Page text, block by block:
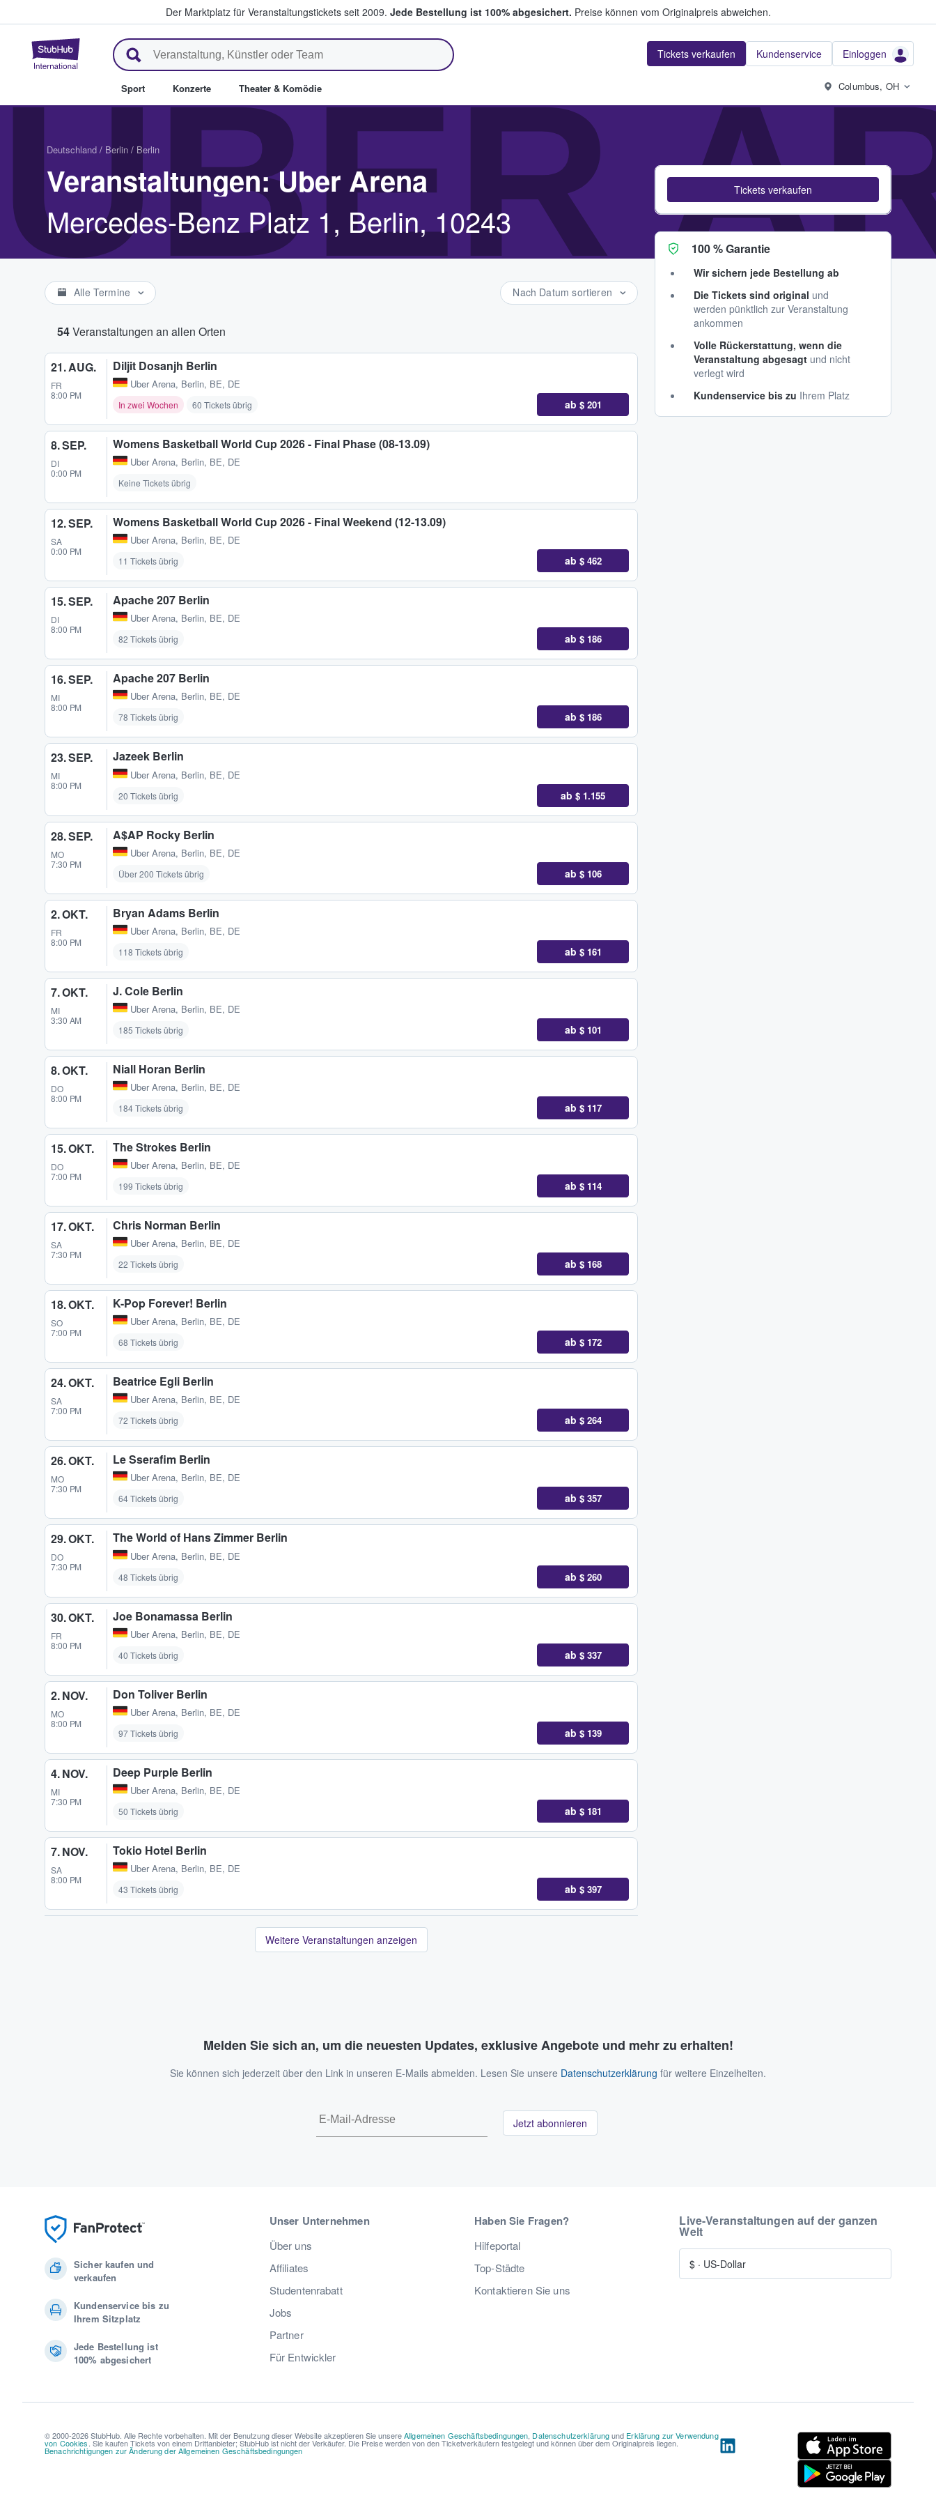
Der Marktplatz für Veranstaltungstickets seit 2009. Jede Bestellung ist 100% abgesichert. Preise können vom Originalpreis abweichen.
StubHub - Wo Fans Tickets kaufen & verkaufen Tickets verkaufen Kundenservice Einloggen
Sport Konzerte Theater & Komödie Columbus, OH
UBER
Deutschland / Berlin / Berlin
Veranstaltungen: Uber Arena
Mercedes-Benz Platz 1, Berlin, 10243
Alle Termine Nach Datum sortieren
54Veranstaltungen an allen Orten
21. AUG.
FR
8:00 PM
Diljit Dosanjh Berlin
Uber Arena, Berlin, BE, DE
In zwei Wochen 60 Tickets übrig ab $ 201
8. SEP.
DI
0:00 PM
Womens Basketball World Cup 2026 - Final Phase (08-13.09)
Uber Arena, Berlin, BE, DE
Keine Tickets übrig
12. SEP.
SA
0:00 PM
Womens Basketball World Cup 2026 - Final Weekend (12-13.09)
Uber Arena, Berlin, BE, DE
11 Tickets übrig ab $ 462
15. SEP.
DI
8:00 PM
Apache 207 Berlin
Uber Arena, Berlin, BE, DE
82 Tickets übrig ab $ 186
16. SEP.
MI
8:00 PM
Apache 207 Berlin
Uber Arena, Berlin, BE, DE
78 Tickets übrig ab $ 186
23. SEP.
MI
8:00 PM
Jazeek Berlin
Uber Arena, Berlin, BE, DE
20 Tickets übrig ab $ 1.155
28. SEP.
MO
7:30 PM
A$AP Rocky Berlin
Uber Arena, Berlin, BE, DE
Über 200 Tickets übrig ab $ 106
2. OKT.
FR
8:00 PM
Bryan Adams Berlin
Uber Arena, Berlin, BE, DE
118 Tickets übrig ab $ 161
7. OKT.
MI
3:30 AM
J. Cole Berlin
Uber Arena, Berlin, BE, DE
185 Tickets übrig ab $ 101
8. OKT.
DO
8:00 PM
Niall Horan Berlin
Uber Arena, Berlin, BE, DE
184 Tickets übrig ab $ 117
15. OKT.
DO
7:00 PM
The Strokes Berlin
Uber Arena, Berlin, BE, DE
199 Tickets übrig ab $ 114
17. OKT.
SA
7:30 PM
Chris Norman Berlin
Uber Arena, Berlin, BE, DE
22 Tickets übrig ab $ 168
18. OKT.
SO
7:00 PM
K-Pop Forever! Berlin
Uber Arena, Berlin, BE, DE
68 Tickets übrig ab $ 172
24. OKT.
SA
7:00 PM
Beatrice Egli Berlin
Uber Arena, Berlin, BE, DE
72 Tickets übrig ab $ 264
26. OKT.
MO
7:30 PM
Le Sserafim Berlin
Uber Arena, Berlin, BE, DE
64 Tickets übrig ab $ 357
29. OKT.
DO
7:30 PM
The World of Hans Zimmer Berlin
Uber Arena, Berlin, BE, DE
48 Tickets übrig ab $ 260
30. OKT.
FR
8:00 PM
Joe Bonamassa Berlin
Uber Arena, Berlin, BE, DE
40 Tickets übrig ab $ 337
2. NOV.
MO
8:00 PM
Don Toliver Berlin
Uber Arena, Berlin, BE, DE
97 Tickets übrig ab $ 139
4. NOV.
MI
7:30 PM
Deep Purple Berlin
Uber Arena, Berlin, BE, DE
50 Tickets übrig ab $ 181
7. NOV.
SA
8:00 PM
Tokio Hotel Berlin
Uber Arena, Berlin, BE, DE
43 Tickets übrig ab $ 397
Weitere Veranstaltungen anzeigen
Tickets verkaufen
100 % Garantie
Wir sichern jede Bestellung ab
Die Tickets sind original und
werden pünktlich zur Veranstaltung
ankommen
Volle Rückerstattung, wenn die
Veranstaltung abgesagt und nicht
verlegt wird
Kundenservice bis zu Ihrem Platz
Melden Sie sich an, um die neuesten Updates, exklusive Angebote und mehr zu erhalten!
Sie können sich jederzeit über den Link in unseren E-Mails abmelden. Lesen Sie unsere Datenschutzerklärung für weitere Einzelheiten.
Jetzt abonnieren
Sicher kaufen und
verkaufen
Kundenservice bis zu
Ihrem Sitzplatz
Jede Bestellung ist
100% abgesichert
Unser Unternehmen
Über uns
Affiliates
Studentenrabatt
Jobs
Partner
Für Entwickler
Haben Sie Fragen?
Hilfeportal
Top-Städte
Kontaktieren Sie uns
Live-Veranstaltungen auf der ganzen
Welt
$ · US-Dollar
© 2000-2026 StubHub. Alle Rechte vorbehalten. Mit der Benutzung dieser Website akzeptieren Sie unsereAllgemeinen Geschäftsbedingungen Datenschutzerklärungund Erklärung zur Verwendung
von Cookies . Sie kaufen Tickets von einem Drittanbieter; StubHub ist nicht der Verkäufer. Die Preise werden von den Ticketverkäufern festgelegt und können über dem Originalpreis liegen.
Benachrichtigungen zur Änderung der Allgemeinen Geschäftsbedingungen